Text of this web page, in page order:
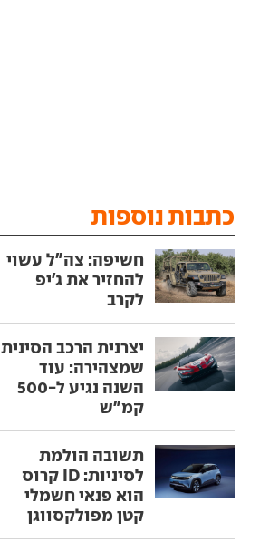
כתבות נוספות
חשיפה: צה"ל עשוי
להחזיר את ג'יפ
לקרב
יצרנית הרכב הסינית
שמצהירה: עוד
השנה נגיע ל-500
קמ"ש
תשובה הולמת
לסיניות: ID קרוס
הוא פנאי חשמלי
קטן מפולקסווגן